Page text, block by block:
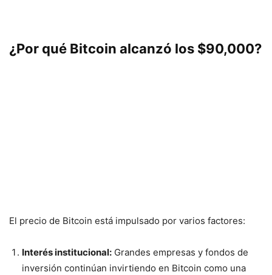
¿Por qué Bitcoin alcanzó los $90,000?
El precio de Bitcoin está impulsado por varios factores:
Interés institucional: Grandes empresas y fondos de
inversión continúan invirtiendo en Bitcoin como una